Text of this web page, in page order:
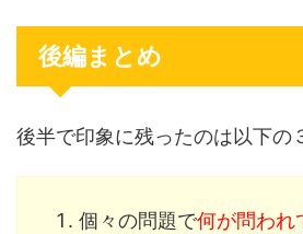
後編まとめ
後半で印象に残ったのは以下の
個々の問題で何が問われ